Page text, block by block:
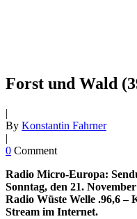
Forst und Wald
|
By Konstantin Fahrner
|
0 Comment
Radio Micro-Europa:
Sonntag, den 21.
Radio Wüste Welle .96,6 –
Stream im Internet.